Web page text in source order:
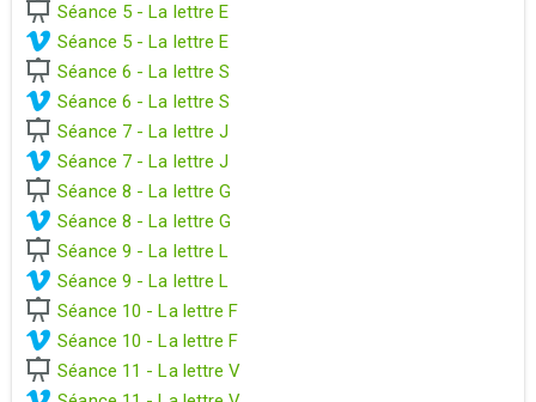
Séance 5 - La lettre E
Séance 5 - La lettre E
Séance 6 - La lettre S
Séance 6 - La lettre S
Séance 7 - La lettre J
Séance 7 - La lettre J
Séance 8 - La lettre G
Séance 8 - La lettre G
Séance 9 - La lettre L
Séance 9 - La lettre L
Séance 10 - La lettre F
Séance 10 - La lettre F
Séance 11 - La lettre V